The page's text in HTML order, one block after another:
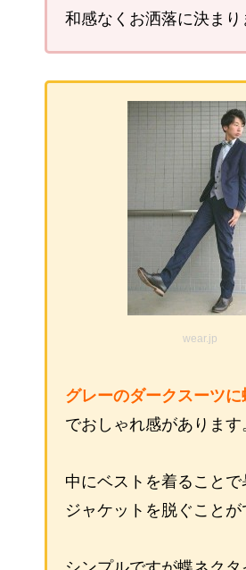
和感なくお洒落に決まり
wear.jp
グレーのダークスーツに
でおしゃれ感があります
中にベストを着ることで
ジャケットを脱ぐことが